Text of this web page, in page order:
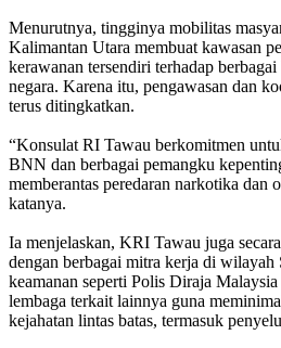
Menurutnya, tingginya mobilitas
Kalimantan Utara membuat kawasan
kerawanan tersendiri terhadap
negara. Karena itu, pengawasan dan
terus ditingkatkan.
“Konsulat RI Tawau berkomitmen
BNN dan berbagai pemangku
memberantas peredaran narkotika dan
katanya.
Ia menjelaskan, KRI Tawau juga
dengan berbagai mitra kerja di wilayah
keamanan seperti Polis Diraja
lembaga terkait lainnya guna
kejahatan lintas batas, termasuk